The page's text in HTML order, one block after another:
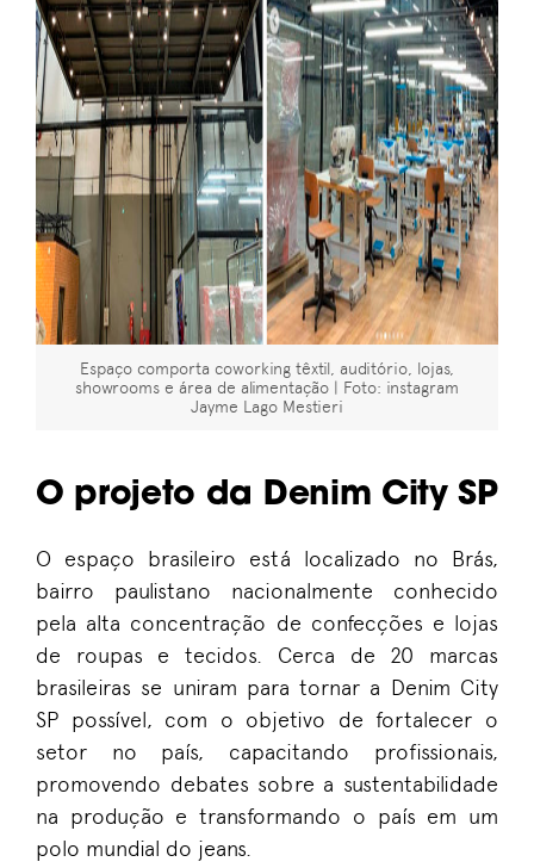
Espaço comporta coworking têxtil, auditório, lojas,
showrooms e área de alimentação | Foto: instagram
Jayme Lago Mestieri
O projeto da Denim City SP
O espaço brasileiro está localizado no Brás,
bairro paulistano nacionalmente conhecido
pela alta concentração de confecções e lojas
de roupas e tecidos. Cerca de 20 marcas
brasileiras se uniram para tornar a Denim City
SP possível, com o objetivo de fortalecer o
setor no país, capacitando profissionais,
promovendo debates sobre a sustentabilidade
na produção e transformando o país em um
polo mundial do jeans.